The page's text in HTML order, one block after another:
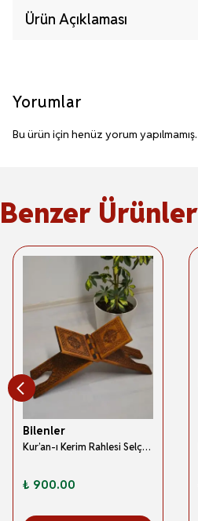
Ürün Açıklaması
Yorumlar
Bu ürün için henüz yorum yapılmamış.
Benzer Ürünler
Bilenler
Kur’an-ı Kerim Rahlesi Selçuklu Desenli– Küçük Boy (18X45cm) Yakma İşçilikli
₺ 900.00